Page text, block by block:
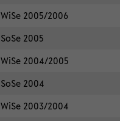
WiSe 2005/2006
SoSe 2005
WiSe 2004/2005
SoSe 2004
WiSe 2003/2004